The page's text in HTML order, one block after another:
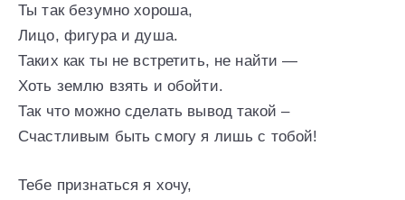
Ты так безумно хороша,
Лицо, фигура и душа.
Таких как ты не встретить, не найти —
Хоть землю взять и обойти.
Так что можно сделать вывод такой –
Счастливым быть смогу я лишь с тобой!
Тебе признаться я хочу,